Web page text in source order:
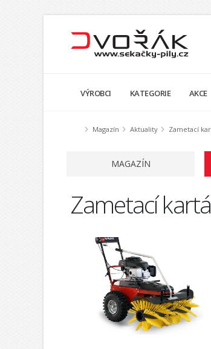
VÝROBCI KATEGORIE AKCE
Magazín Aktuality Zametací
MAGAZÍN
Zametací